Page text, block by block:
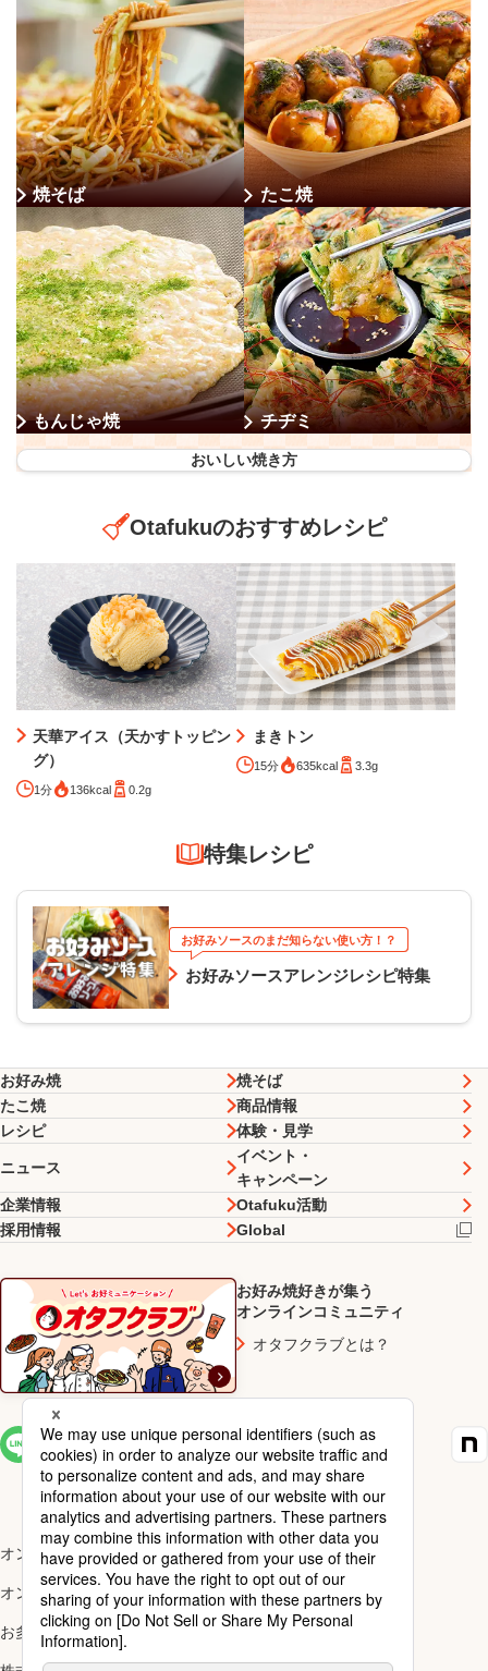
焼そば たこ焼
もんじゃ焼 チヂミ
おいしい焼き方
Otafukuのおすすめレシピ
天華アイス（天かすトッピン
グ）
1分 136kcal 0.2g
まきトン
15分 635kcal 3.3g
特集レシピ
お好みソースのまだ知らない使い方！？
お好みソースアレンジレシピ特集
お好み焼
焼そば
たこ焼
商品情報
レシピ
体験・見学
ニュース
イベント・
キャンペーン
企業情報
Otafuku活動
採用情報
Global
お好み焼好きが集う
オンラインコミュニティ
オタフクラブとは？
SNS一覧
オンラインショップ楽天市場店
オンラインショップYahoo!店
お多福醸造株式会社